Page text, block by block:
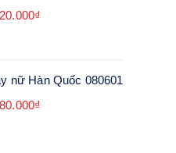
nữ Hàn Quốc 080601